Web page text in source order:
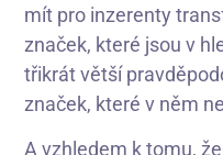
mít pro inzerenty
značek, které jsou v
třikrát větší
značek, které v něm
A vzhledem k tomu,